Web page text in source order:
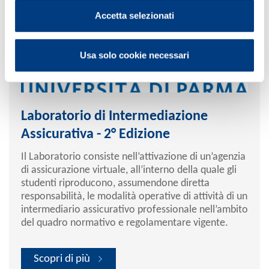
Accetta selezionati
Usa solo cookie necessari
Laboratorio di Intermediazione
Assicurativa - 2° Edizione
Il Laboratorio consiste nell’attivazione di un’agenzia
di assicurazione virtuale, all’interno della quale gli
studenti riproducono, assumendone diretta
responsabilità, le modalità operative di attività di un
intermediario assicurativo professionale nell’ambito
del quadro normativo e regolamentare vigente.
Scopri di più